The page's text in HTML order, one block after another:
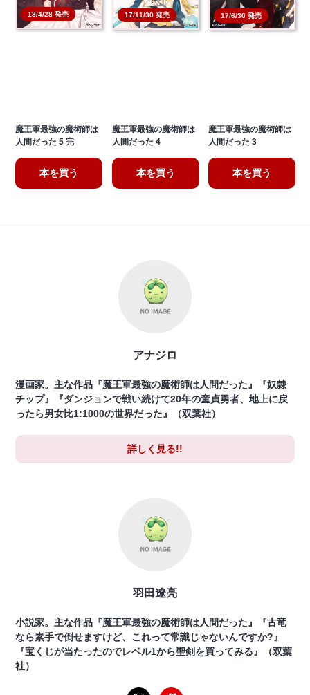
18/4/28 発売
魔王軍最強の魔術師は
人間だった 5 完
本を買う
17/11/30 発売
魔王軍最強の魔術師は
人間だった 4
本を買う
17/6/30 発売
魔王軍最強の魔術師は
人間だった 3
本を買う
アナジロ
漫画家。主な作品『魔王軍最強の魔術師は人間だった』『奴隷
チップ』『ダンジョンで戦い続けて20年の童貞勇者、地上に戻
ったら男女比1:1000の世界だった』（双葉社）
詳しく見る!!
羽田遼亮
小説家。主な作品『魔王軍最強の魔術師は人間だった』『古竜
なら素手で倒せますけど、これって常識じゃないんですか?』
『宝くじが当たったのでレベル1から聖剣を買ってみる』（双葉
社）